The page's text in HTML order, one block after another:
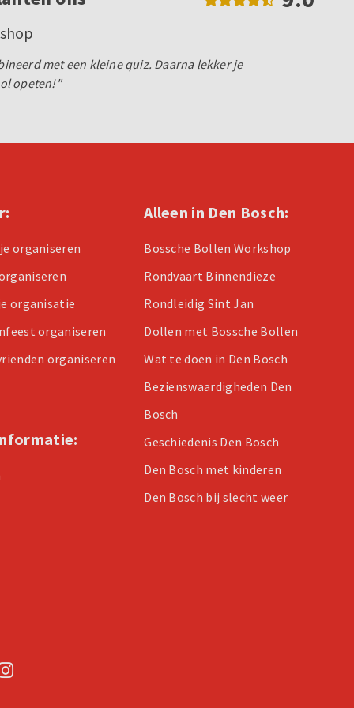
met een kleine quiz. Daarna lekker je
opeten!"
organiseren
organisatie
organiseren
organiseren
Alleen in Den Bosch:
Bossche Bollen Workshop
Rondvaart Binnendieze
Rondleidig Sint Jan
Dollen met Bossche Bollen
Wat te doen in Den Bosch
Bezienswaardigheden Den
Bosch
Geschiedenis Den Bosch
Den Bosch met kinderen
Den Bosch bij slecht weer